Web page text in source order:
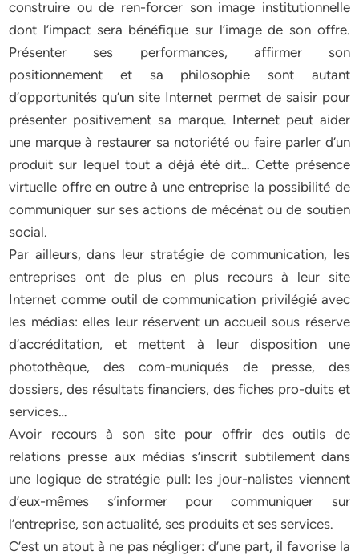
construire ou de ren-forcer son image institutionnelle
dont l’impact sera bénéfique sur l’image de son offre.
Présenter ses performances, affirmer son
positionnement et sa philosophie sont autant
d’opportunités qu’un site Internet permet de saisir pour
présenter positivement sa marque. Internet peut aider
une marque à restaurer sa notoriété ou faire parler d’un
produit sur lequel tout a déjà été dit… Cette présence
virtuelle offre en outre à une entreprise la possibilité de
communiquer sur ses actions de mécénat ou de soutien
social.
Par ailleurs, dans leur stratégie de communication, les
entreprises ont de plus en plus recours à leur site
Internet comme outil de communication privilégié avec
les médias: elles leur réservent un accueil sous réserve
d’accréditation, et mettent à leur disposition une
photothèque, des com-muniqués de presse, des
dossiers, des résultats financiers, des fiches pro-duits et
services…
Avoir recours à son site pour offrir des outils de
relations presse aux médias s’inscrit subtilement dans
une logique de stratégie pull: les jour-nalistes viennent
d’eux-mêmes s’informer pour communiquer sur
l’entreprise, son actualité, ses produits et ses services.
C’est un atout à ne pas négliger: d’une part, il favorise la